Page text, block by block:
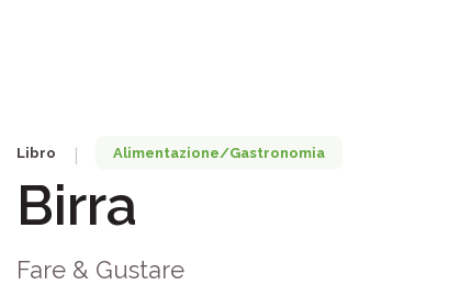
Libro Alimentazione/Gastronomia
Birra
Fare & Gustare